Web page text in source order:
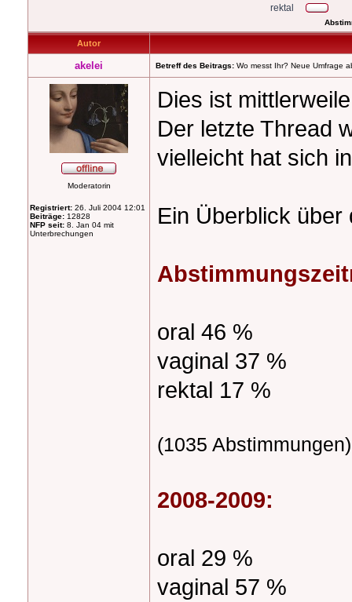
rektal
Autor
akelei Betreff des Beitrags: Wo messt Ihr? Neue Umfrage
Moderatorin
Registriert: 26. Juli 2004 12:01
Beiträge: 12828
NFP seit: 8. Jan 04 mit
Unterbrechungen
Dies ist
Der letzte Thread
vielleicht hat sich
Ein Überblick
oral 46 %
vaginal 37 %
rektal 17 %
(1035 Abstimmungen)
2008-2009:
oral 29 %
vaginal 57 %